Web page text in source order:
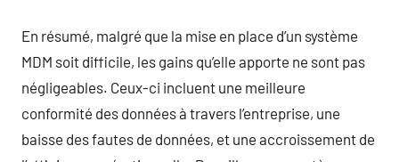
En résumé, malgré que la mise en place d’un système
MDM soit difficile, les gains qu’elle apporte ne sont pas
négligeables. Ceux-ci incluent une meilleure
conformité des données à travers l’entreprise, une
baisse des fautes de données, et une accroissement de